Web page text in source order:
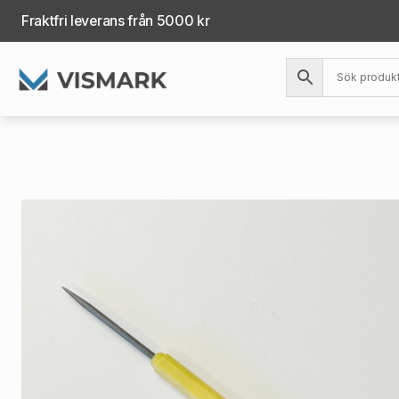
Fraktfri leverans från 5000 kr